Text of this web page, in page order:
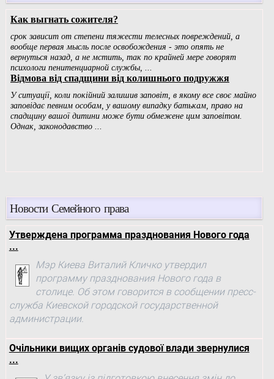
Новости Семейного права
Утверждена программа празднования Нового года
...
Мэр Киева Виталий Кличко утвердил
программу празднования Нового года в
столице. Об этом говорится в сообщении пресс-
служба Киевской городской государственной
администрации.
Очільники вищих органів судової влади звернулися
...